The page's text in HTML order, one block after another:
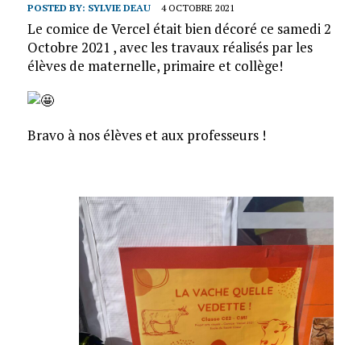
POSTED BY: SYLVIE DEAU 4 OCTOBRE 2021
Le comice de Vercel était bien décoré ce samedi 2
Octobre 2021 , avec les travaux réalisés par les
élèves de maternelle, primaire et collège!
Bravo à nos élèves et aux professeurs !